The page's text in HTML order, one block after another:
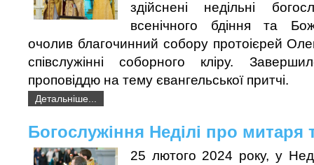
здійснені недільні
всенічного бдіння та
очолив благочинний собору протоієрей
співслужінні соборного кліру.
проповіддю на тему євангельської притчі.
Детальніше...
Богослужіння Неділі про митаря
25 лютого 2024 року, у